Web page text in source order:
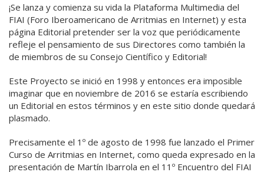
¡Se lanza y comienza su vida la Plataforma Multimedia del
FIAI (Foro Iberoamericano de Arritmias en Internet) y esta
página Editorial pretender ser la voz que periódicamente
refleje el pensamiento de sus Directores como también la
de miembros de su Consejo Científico y Editorial!
Este Proyecto se inició en 1998 y entonces era imposible
imaginar que en noviembre de 2016 se estaría escribiendo
un Editorial en estos términos y en este sitio donde quedará
plasmado.
Precisamente el 1º de agosto de 1998 fue lanzado el Primer
Curso de Arritmias en Internet, como queda expresado en la
presentación de Martín Ibarrola en el 11º Encuentro del FIAI